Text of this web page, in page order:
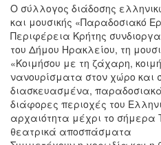
Ο σύλλογος διάδοσης
και μουσικής «Παραδοσιακό
Περιφέρεια Κρήτης
του Δήμου Ηρακλείου, τη
«Κοιμήσου με τη ζάχαρη,
νανουρίσματα στον χώρο και
διασκευασμένα,
διάφορες περιοχές του
αρχαιότητα μέχρι το σήμερα
θεατρικά αποσπάσματα